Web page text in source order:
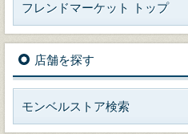
フレンドマーケット トップ
店舗を探す
モンベルストア検索